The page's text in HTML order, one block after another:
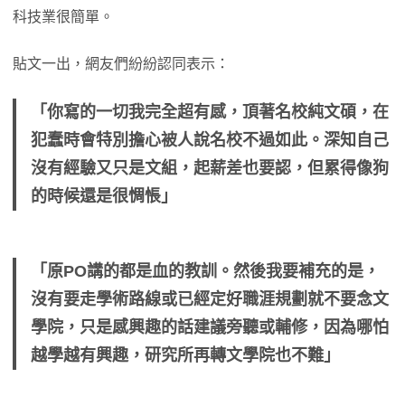
科技業很簡單。
貼文一出，網友們紛紛認同表示：
「你寫的一切我完全超有感，頂著名校純文碩，在
犯蠢時會特別擔心被人說名校不過如此。深知自己
沒有經驗又只是文組，起薪差也要認，但累得像狗
的時候還是很惆悵」
「原PO講的都是血的教訓。然後我要補充的是，
沒有要走學術路線或已經定好職涯規劃就不要念文
學院，只是感興趣的話建議旁聽或輔修，因為哪怕
越學越有興趣，研究所再轉文學院也不難」